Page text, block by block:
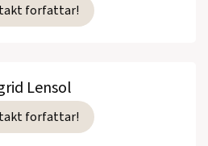
forfattar!
Lensol
forfattar!